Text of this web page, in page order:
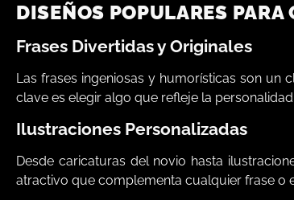
DISEÑOS POPULARES PARA
Frases Divertidas y Originales
Las frases ingeniosas y humorísticas son un
clave es elegir algo que refleje la
Ilustraciones Personalizadas
Desde caricaturas del novio hasta
atractivo que complementa cualquier frase o